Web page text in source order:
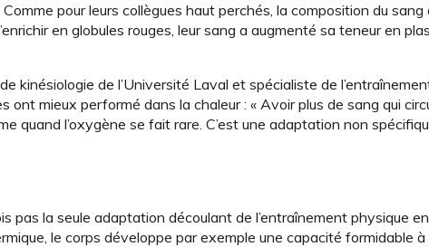
pour leurs collègues haut perchés, la composition du sang
en globules rouges, leur sang a augmenté sa teneur en
kinésiologie de l’Université Laval et spécialiste de
ont mieux performé dans la chaleur : « Avoir plus de sang qui
quand l’oxygène se fait rare. C’est une adaptation non
pas la seule adaptation découlant de l’entraînement physique
le corps développe par exemple une capacité formidable à